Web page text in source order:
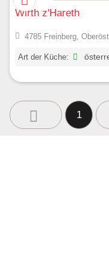
Wirth z'Hareth
4785 Freinberg,
Art der Küche:
1